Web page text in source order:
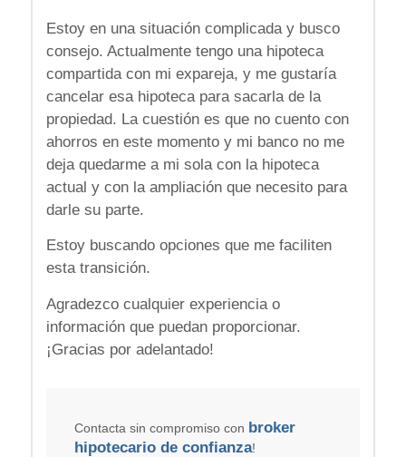
Estoy en una situación complicada y busco
consejo. Actualmente tengo una hipoteca
compartida con mi expareja, y me gustaría
cancelar esa hipoteca para sacarla de la
propiedad. La cuestión es que no cuento con
ahorros en este momento y mi banco no me
deja quedarme a mi sola con la hipoteca
actual y con la ampliación que necesito para
darle su parte.
Estoy buscando opciones que me faciliten
esta transición.
Agradezco cualquier experiencia o
información que puedan proporcionar.
¡Gracias por adelantado!
Contacta sin compromiso con broker
hipotecario de confianza!